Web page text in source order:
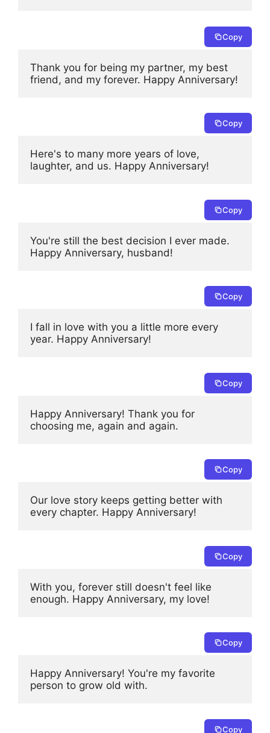
Copy
Thank you for being my partner, my best
friend, and my forever. Happy Anniversary!
Copy
Here's to many more years of love,
laughter, and us. Happy Anniversary!
Copy
You're still the best decision I ever made.
Happy Anniversary, husband!
Copy
I fall in love with you a little more every
year. Happy Anniversary!
Copy
Happy Anniversary! Thank you for
choosing me, again and again.
Copy
Our love story keeps getting better with
every chapter. Happy Anniversary!
Copy
With you, forever still doesn't feel like
enough. Happy Anniversary, my love!
Copy
Happy Anniversary! You're my favorite
person to grow old with.
Copy